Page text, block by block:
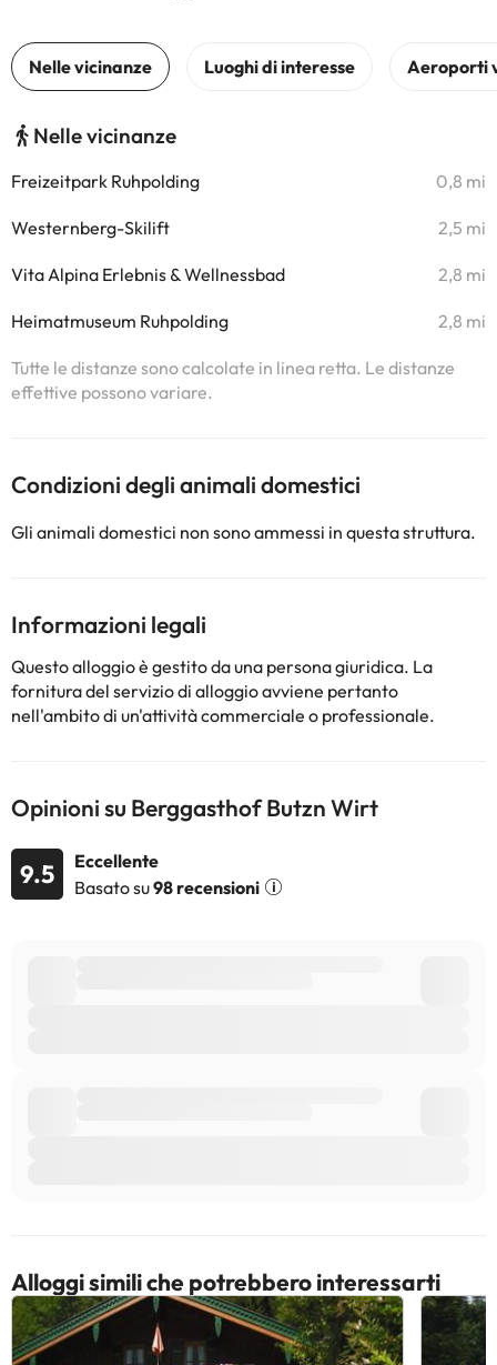
Nelle vicinanze
Freizeitpark Ruhpolding 0,8 mi
Westernberg-Skilift 2,5 mi
Vita Alpina Erlebnis & Wellnessbad 2,8 mi
Heimatmuseum Ruhpolding 2,8 mi
Tutte le distanze sono calcolate in linea retta. Le distanze
effettive possono variare.
Condizioni degli animali domestici
Gli animali domestici non sono ammessi in questa struttura.
Informazioni legali
Questo alloggio è gestito da una persona giuridica. La
fornitura del servizio di alloggio avviene pertanto
nell'ambito di un'attività commerciale o professionale.
Opinioni su Berggasthof Butzn Wirt
9.5
Eccellente
Basato su98 recensioni
Alloggi simili che potrebbero interessarti